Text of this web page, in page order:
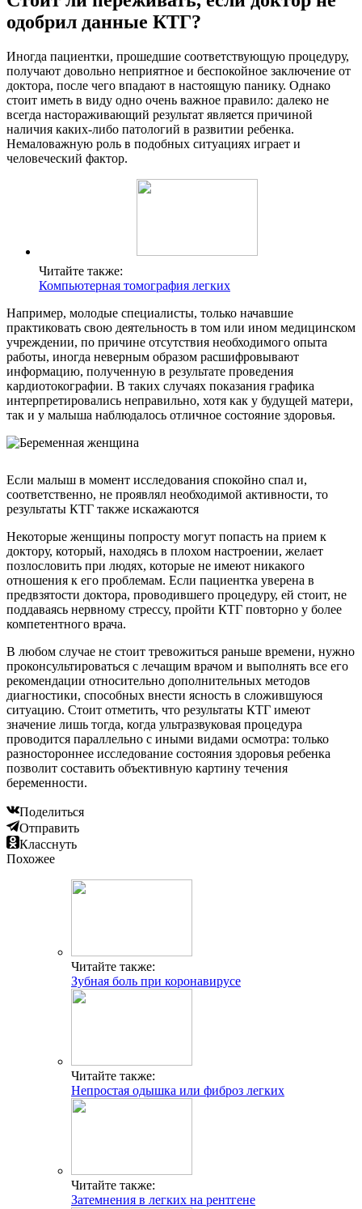
одобрил данные КТГ?
Иногда пациентки, прошедшие соответствующую процедуру,
получают довольно неприятное и беспокойное заключение от
доктора, после чего впадают в настоящую панику. Однако
стоит иметь в виду одно очень важное правило: далеко не
всегда настораживающий результат является причиной
наличия каких-либо патологий в развитии ребенка.
Немаловажную роль в подобных ситуациях играет и
человеческий фактор.
Читайте также:
Компьютерная томография легких
Например, молодые специалисты, только начавшие
практиковать свою деятельность в том или ином медицинском
учреждении, по причине отсутствия необходимого опыта
работы, иногда неверным образом расшифровывают
информацию, полученную в результате проведения
кардиотокографии. В таких случаях показания графика
интерпретировались неправильно, хотя как у будущей матери,
так и у малыша наблюдалось отличное состояние здоровья.
Если малыш в момент исследования спокойно спал и,
соответственно, не проявлял необходимой активности, то
результаты КТГ также искажаются
Некоторые женщины попросту могут попасть на прием к
доктору, который, находясь в плохом настроении, желает
позлословить при людях, которые не имеют никакого
отношения к его проблемам. Если пациентка уверена в
предвзятости доктора, проводившего процедуру, ей стоит, не
поддаваясь нервному стрессу, пройти КТГ повторно у более
компетентного врача.
В любом случае не стоит тревожиться раньше времени, нужно
проконсультироваться с лечащим врачом и выполнять все его
рекомендации относительно дополнительных методов
диагностики, способных внести ясность в сложившуюся
ситуацию. Стоит отметить, что результаты КТГ имеют
значение лишь тогда, когда ультразвуковая процедура
проводится параллельно с иными видами осмотра: только
разностороннее исследование состояния здоровья ребенка
позволит составить объективную картину течения
беременности.
Поделиться
Отправить
Класснуть
Похожее
Читайте также:
Зубная боль при коронавирусе
Читайте также:
Непростая одышка или фиброз легких
Читайте также:
Затемнения в легких на рентгене